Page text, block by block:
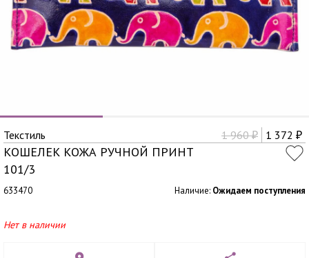
Текстиль 1 960₽ 1 372 ₽
КОШЕЛЕК КОЖА РУЧНОЙ ПРИНТ
101/3
633470 Наличие: Ожидаем поступления
Нет в наличии